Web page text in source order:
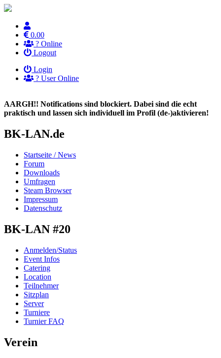
0.00
? Online
Logout
Login
? User Online
AARGH!! Notifications sind blockiert. Dabei sind die echt
praktisch und lassen sich individuell im Profil (de-)aktivieren!
BK-LAN.de
Startseite / News
Forum
Downloads
Umfragen
Steam Browser
Impressum
Datenschutz
BK-LAN #20
Anmelden/Status
Event Infos
Catering
Location
Teilnehmer
Sitzplan
Server
Turniere
Turnier FAQ
Verein